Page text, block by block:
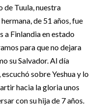
Tuula, nuestra
de 51 años, fue
a Finlandia en estado
para que no dejara
su Salvador. Al día
sobre Yeshua y lo
hacia la gloria unos
con su hija de 7 años.